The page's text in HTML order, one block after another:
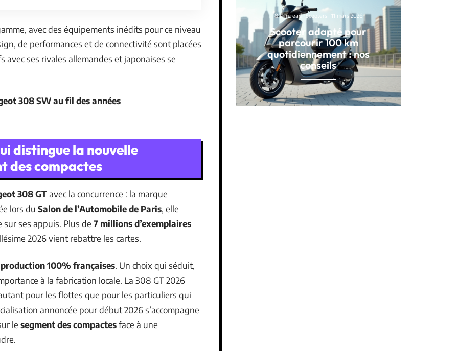
avec des équipements inédits pour ce niveau
de performances et de connectivité sont placées
avec ses rivales allemandes et japonaises se
308 SW au fil des années
distingue la nouvelle
des compactes
308 GTavec la concurrence : la marque
lors du Salon de l’Automobile de Paris, elle
sur ses appuis. Plus de 7 millions d’exemplaires
2026 vient rebattre les cartes.
100% françaises. Un choix qui séduit,
à la fabrication locale. La 308 GT 2026
pour les flottes que pour les particuliers qui
annoncée pour début 2026 s’accompagne
le segment des compactesface à une
8 min read Scooters 11 mars 2026
Scooter adapté pour
parcourir 100 km
quotidiennement : nos
conseils